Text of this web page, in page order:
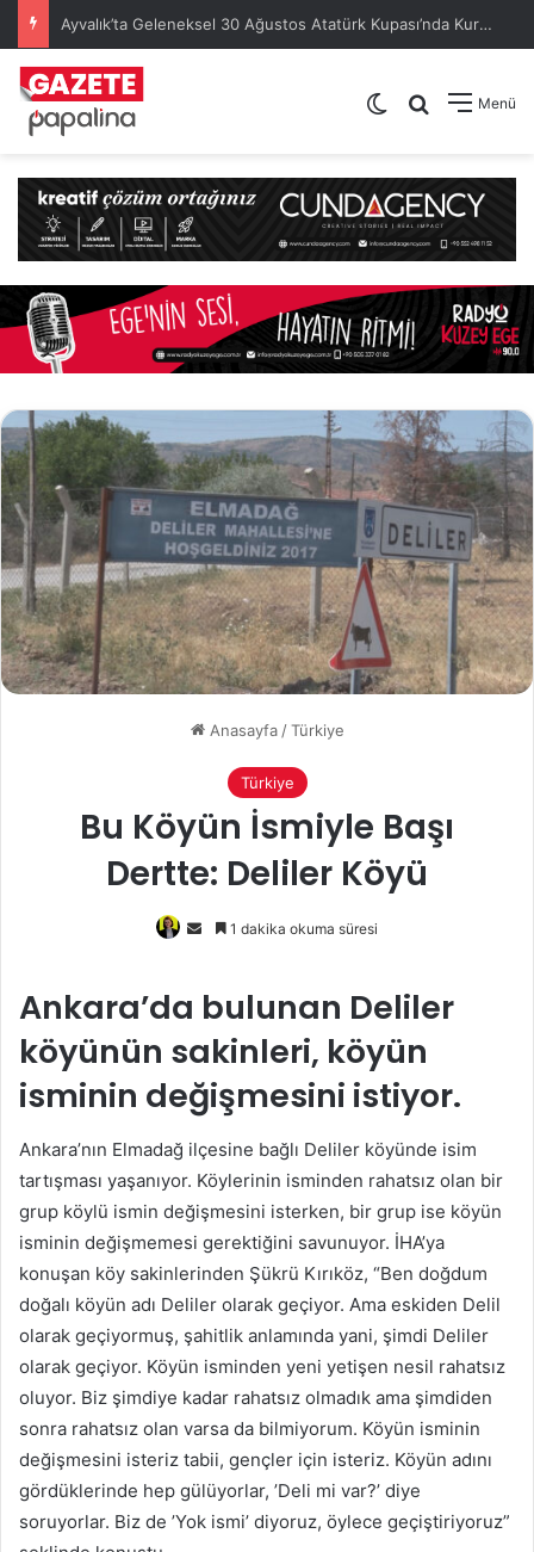
Ayvalık’ta Geleneksel 30 Ağustos Atatürk Kupası’nda Kura Heyecanı Yaşandı
Menü
Arama yap
Dış görünümü
Anasayfa / Türkiye
Türkiye
Bu Köyün İsmiyle Başı
Dertte: Deliler Köyü
Bir
göndermek
1 dakika okuma süresi
Ankara’da bulunan Deliler
köyünün sakinleri, köyün
isminin değişmesini istiyor.
Ankara’nın Elmadağ ilçesine bağlı Deliler köyünde isim
tartışması yaşanıyor. Köylerinin isminden rahatsız olan bir
grup köylü ismin değişmesini isterken, bir grup ise köyün
isminin değişmemesi gerektiğini savunuyor. İHA’ya
konuşan köy sakinlerinden Şükrü Kırıköz, “Ben doğdum
doğalı köyün adı Deliler olarak geçiyor. Ama eskiden Delil
olarak geçiyormuş, şahitlik anlamında yani, şimdi Deliler
olarak geçiyor. Köyün isminden yeni yetişen nesil rahatsız
oluyor. Biz şimdiye kadar rahatsız olmadık ama şimdiden
sonra rahatsız olan varsa da bilmiyorum. Köyün isminin
değişmesini isteriz tabii, gençler için isteriz. Köyün adını
gördüklerinde hep gülüyorlar, ’Deli mi var?’ diye
soruyorlar. Biz de ’Yok ismi’ diyoruz, öylece geçiştiriyoruz”